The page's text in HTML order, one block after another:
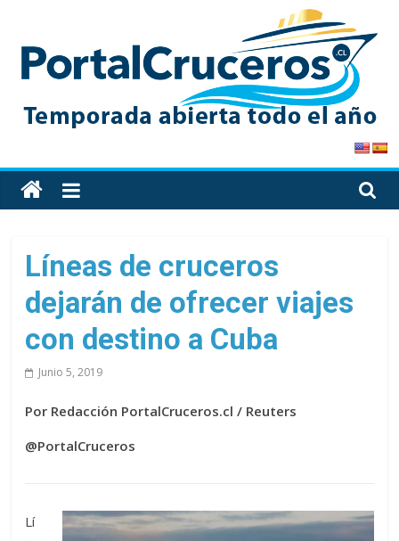
content
PortalCruceros
Toda
la
de
cruceros
en
un
solo
Líneas de cruceros
dejarán de ofrecer viajes
con destino a Cuba
Junio 5, 2019
Por Redacción PortalCruceros.cl / Reuters
@PortalCruceros
Lí